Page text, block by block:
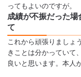
ってもよいのですが。
成績が不振だった
て
これから頑張りましょ
きことは分かっていて
良いと思います。本人